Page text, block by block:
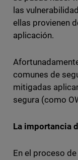
las
ellas provienen
aplicación.
comunes de
mitigadas
segura (como
La importancia
En el proceso